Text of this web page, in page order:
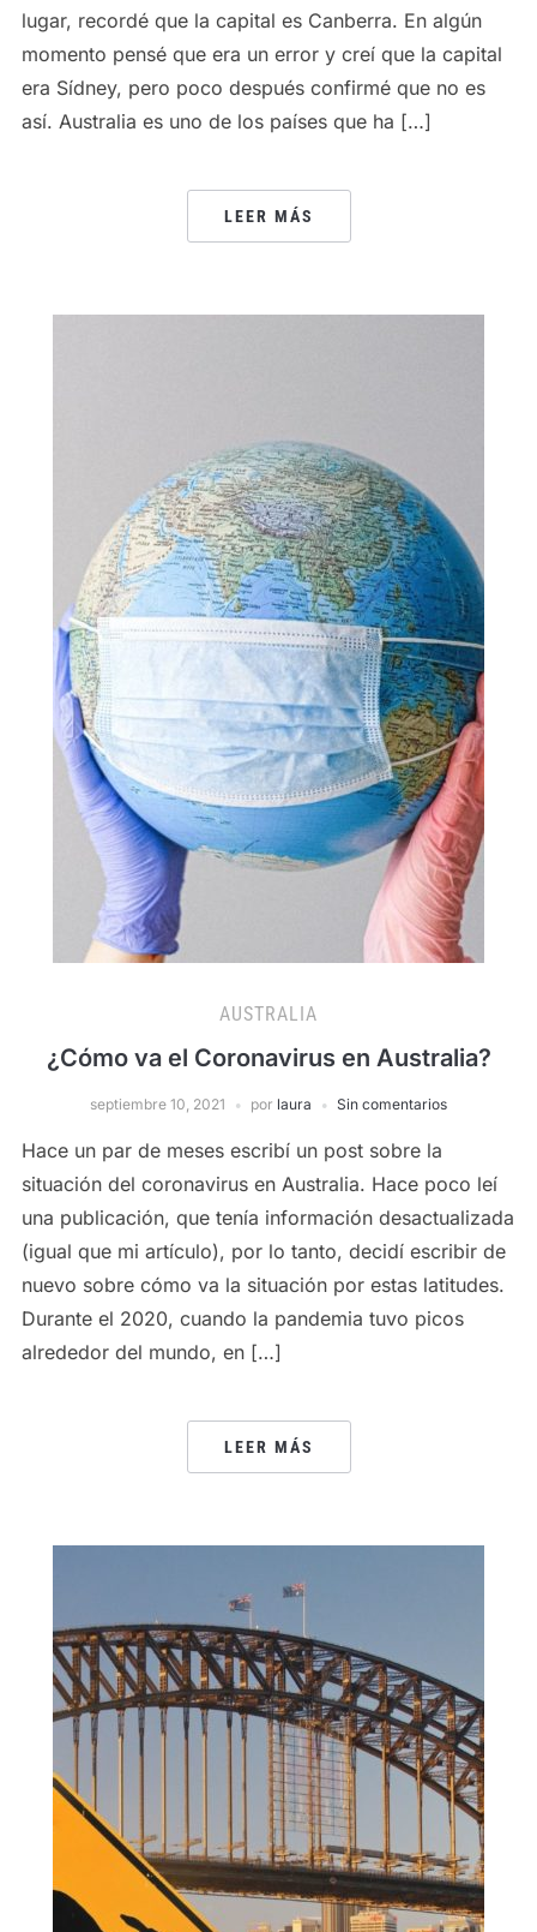
lugar, recordé que la capital es Canberra. En algún
momento pensé que era un error y creí que la capital
era Sídney, pero poco después confirmé que no es
así. Australia es uno de los países que ha […]
LEER MÁS
AUSTRALIA
¿Cómo va el Coronavirus en Australia?
septiembre 10, 2021 por laura Sin comentarios
Hace un par de meses escribí un post sobre la
situación del coronavirus en Australia. Hace poco leí
una publicación, que tenía información desactualizada
(igual que mi artículo), por lo tanto, decidí escribir de
nuevo sobre cómo va la situación por estas latitudes.
Durante el 2020, cuando la pandemia tuvo picos
alrededor del mundo, en […]
LEER MÁS